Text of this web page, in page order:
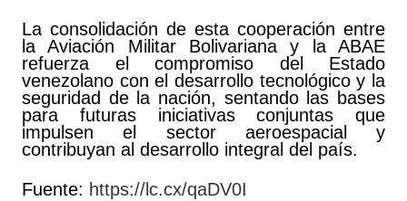
La consolidación de esta cooperación entre
la Aviación Militar Bolivariana y la ABAE
refuerza el compromiso del Estado
venezolano con el desarrollo tecnológico y la
seguridad de la nación, sentando las bases
para futuras iniciativas conjuntas que
impulsen el sector aeroespacial y
contribuyan al desarrollo integral del país.
Fuente: https://lc.cx/qaDV0I